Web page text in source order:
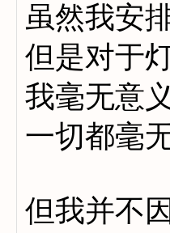
虽然我安
但是对于
我毫无意义
一切都毫
但我并不